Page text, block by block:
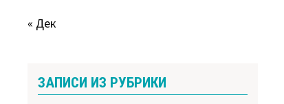
« Дек
ЗАПИСИ ИЗ РУБРИКИ